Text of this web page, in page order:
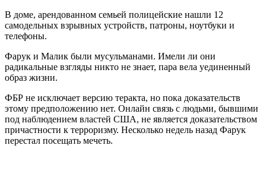
В доме, арендованном семьей полицейские нашли 12
самодельных взрывных устройств, патроны, ноутбуки и
телефоны.
Фарук и Малик были мусульманами. Имели ли они
радикальные взгляды никто не знает, пара вела уединенный
образ жизни.
ФБР не исключает версию теракта, но пока доказательств
этому предположению нет. Онлайн связь с людьми, бывшими
под наблюдением властей США, не является доказательством
причастности к терроризму. Несколько недель назад Фарук
перестал посещать мечеть.